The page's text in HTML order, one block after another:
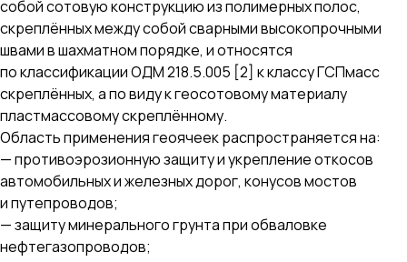
собой сотовую конструкцию из полимерных полос,
скреплённых между собой сварными высокопрочными
швами в шахматном порядке, и относятся
по классификации ОДМ 218.5.005 [2] к классу ГСПмасс
скреплённых, а по виду к геосотовому материалу
пластмассовому скреплённому.
Область применения геоячеек распространяется на:
— противоэрозионную защиту и укрепление откосов
автомобильных и железных дорог, конусов мостов
и путепроводов;
— защиту минерального грунта при обваловке
нефтегазопроводов;